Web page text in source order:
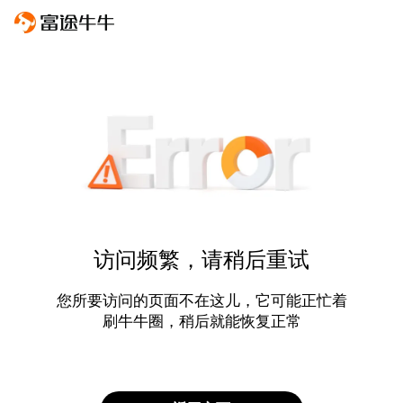
访问频繁，请稍后重试
您所要访问的页面不在这儿，它可能正忙着
刷牛牛圈，稍后就能恢复正常